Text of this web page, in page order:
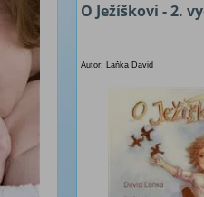
O Ježíškovi - 2.
Autor: Laňka David